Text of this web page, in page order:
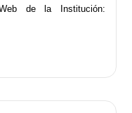
de la Institución: